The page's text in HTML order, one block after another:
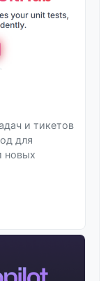
и тикетов
для
новых